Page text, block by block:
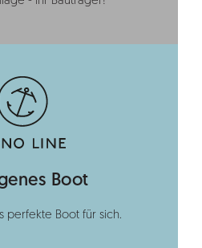
Boot
perfekte Boot für sich.